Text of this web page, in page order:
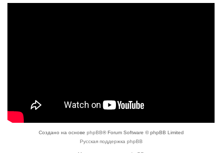
Создано на основе phpBB® Forum Software © phpBB Limited
Русская поддержка phpBB